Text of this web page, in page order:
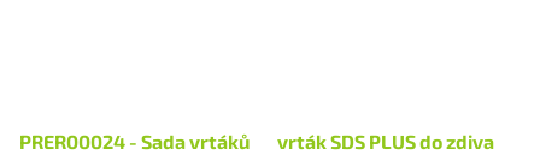
PRER00024 - Sada vrtáků
vrták SDS PLUS do zdiva